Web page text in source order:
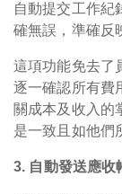
自動提交工作紀
確無誤，準確反
這項功能免去了
逐一確認所有費
關成本及收入的
是一致且如他們
3. 自動發送應收